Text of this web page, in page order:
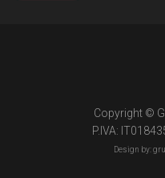
Copyright ©
P.IVA:
Design by: